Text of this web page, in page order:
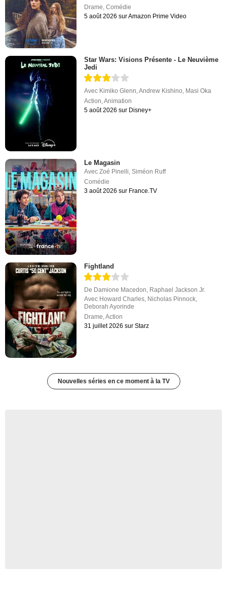
Drame,Comédie
5 août 2026 sur Amazon Prime Video
Star Wars: Visions Présente - Le Neuvième
Jedi
Avec Kimiko Glenn,Andrew Kishino, Masi Oka
Action,Animation
5 août 2026 sur Disney+
Le Magasin
AvecZoé Pinelli,Siméon Ruff
Comédie
3 août 2026 sur France.TV
Fightland
De Damione Macedon Raphael Jackson Jr.
Avec Howard Charles Nicholas Pinnock
Deborah Ayorinde
Drame ,Action
31 juillet 2026 sur Starz
Nouvelles séries en ce moment à la TV